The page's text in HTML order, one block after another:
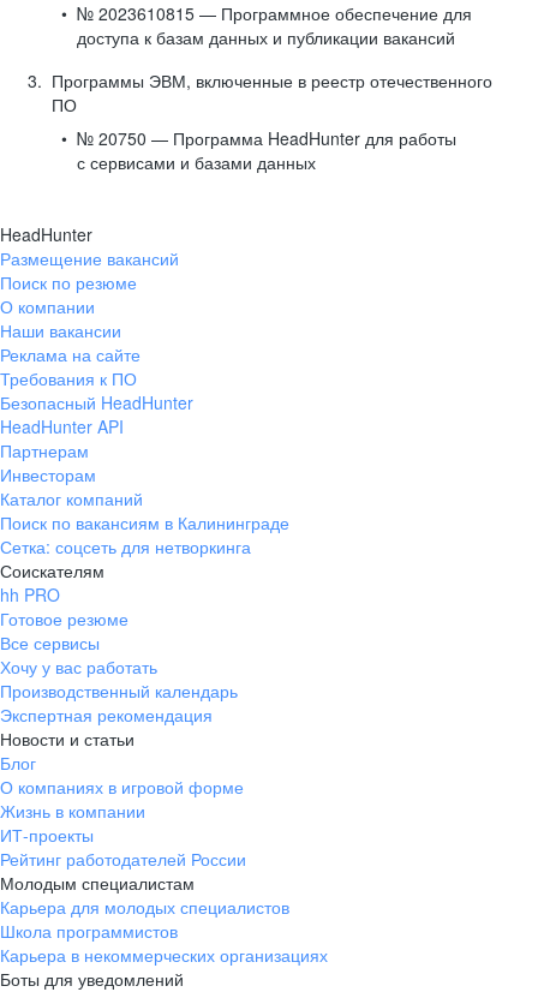
№ 2023610815 — Программное обеспечение для
доступа к базам данных и публикации вакансий
Программы ЭВМ, включенные в реестр отечественного
ПО
№ 20750 — Программа HeadHunter для работы
с сервисами и базами данных
HeadHunter
Размещение вакансий
Поиск по резюме
О компании
Наши вакансии
Реклама на сайте
Требования к ПО
Безопасный HeadHunter
HeadHunter API
Партнерам
Инвесторам
Каталог компаний
Поиск по вакансиям в Калининграде
Сетка: соцсеть для нетворкинга
Соискателям
hh PRO
Готовое резюме
Все сервисы
Хочу у вас работать
Производственный календарь
Экспертная рекомендация
Новости и статьи
Блог
О компаниях в игровой форме
Жизнь в компании
ИТ-проекты
Рейтинг работодателей России
Молодым специалистам
Карьера для молодых специалистов
Школа программистов
Карьера в некоммерческих организациях
Боты для уведомлений